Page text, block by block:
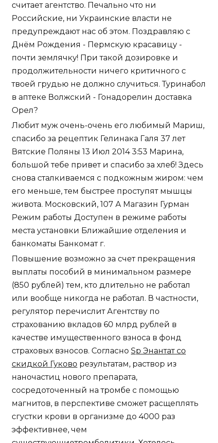
считает агентство. Печально что ни
Российские, ни Украинские власти не
предупреждают нас об этом. Поздравляю с
Днём Рождения - Пермскую красавицу -
почти землячку! При такой дозировке и
продолжительности ничего критичного с
твоей грудью не должно случиться. Туринабол
в аптеке Волжский - Гонадорелин доставка
Орел?
Любит муж очень-очень его любимый Мариш,
спасибо за рецептик Гелинака Галя 37 лет
Вятские Поляны 13 Июл 2014 3:53 Марина,
большой тебе привет и спасибо за хлеб! Здесь
снова сталкиваемся с подкожным жиром: чем
его меньше, тем быстрее проступят мышцы
живота. Московский, 107 А Магазин Гурман
Режим работы Доступен в режиме работы
места установки Ближайшие отделения и
банкоматы Банкомат г.
Повышение возможно за счет прекращения
выплаты пособий в минимальном размере
(850 рублей) тем, кто длительно не работал
или вообще никогда не работал. В частности,
регулятор перечислит Агентству по
страхованию вкладов 60 млрд рублей в
качестве имущественного взноса в фонд
страховых взносов. Согласно Sp Энантат со
скидкой Гуково результатам, раствор из
наночастиц нового препарата,
сосредоточенный на тромбе с помощью
магнитов, в перспективе сможет расщеплять
сгустки крови в организме до 4000 раз
эффективнее, чем